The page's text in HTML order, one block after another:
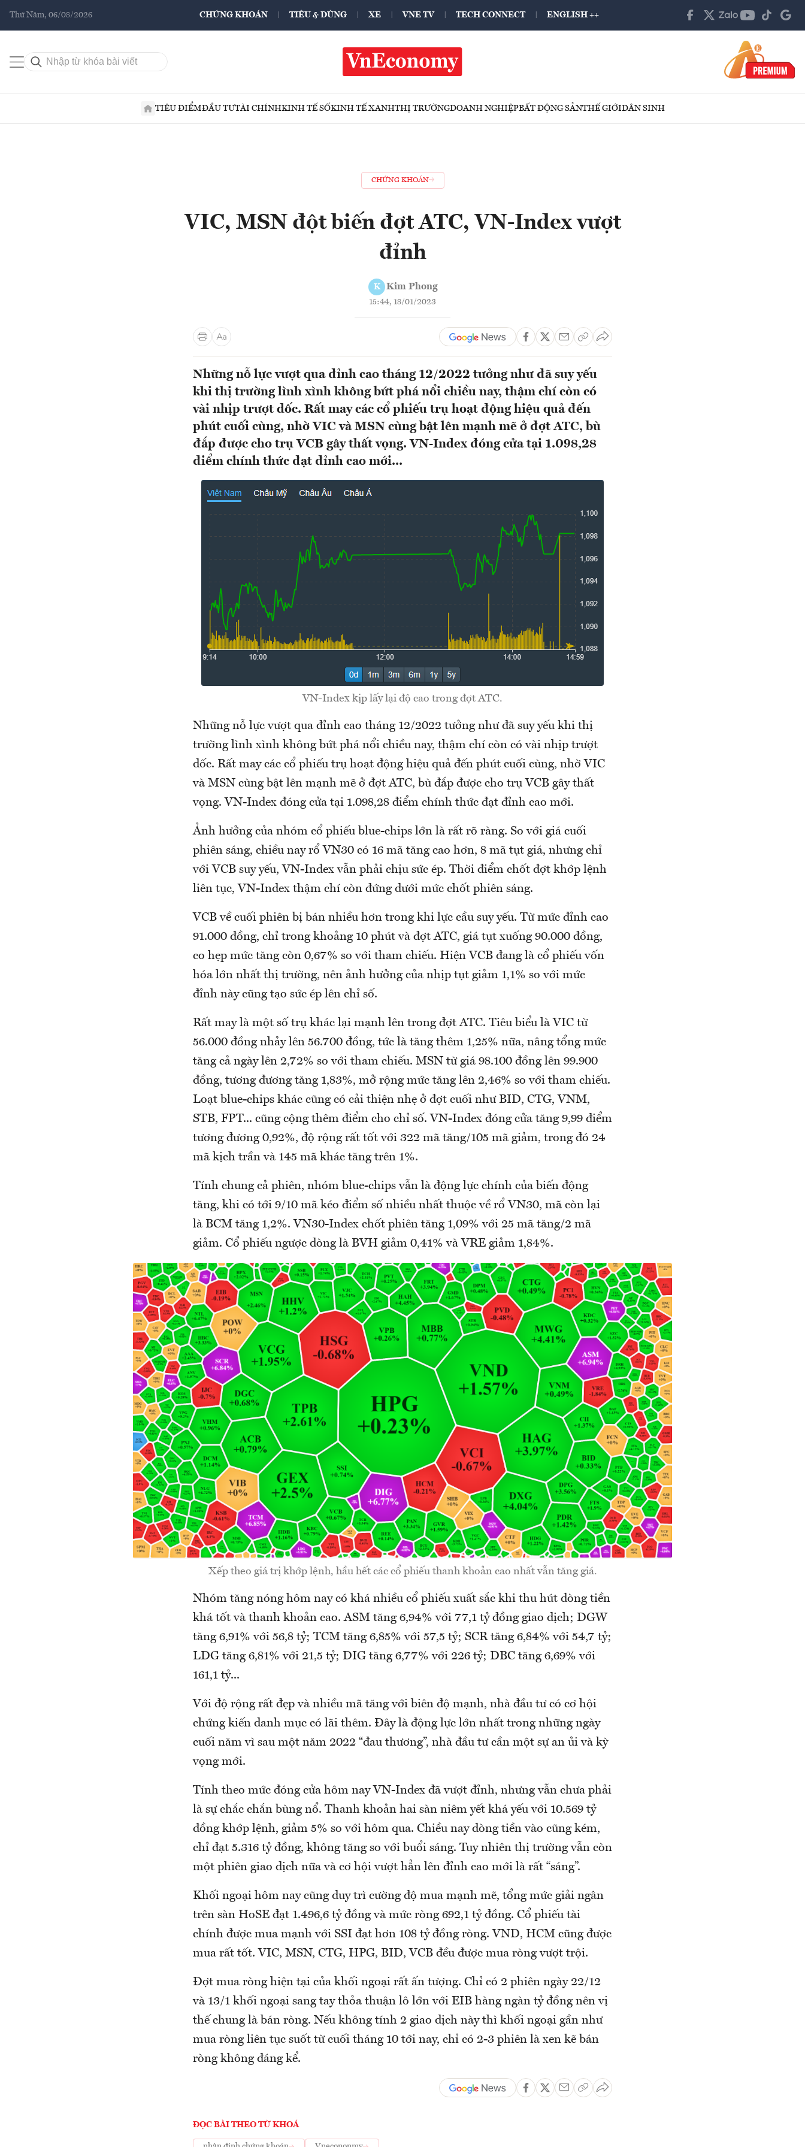
Thứ Năm, 06/08/2026 CHỨNG KHOÁN TIÊU & DÙNG XE VNE TV TECH CONNECT ENGLISH ++
TIÊU ĐIỂMĐẦU TƯTÀI CHÍNHKINH TẾ SỐKINH TẾ XANHTHỊ TRƯỜNGDOANH NGHIỆPBẤT ĐỘNG SẢNTHẾ GIỚIDÂN SINH
CHỨNG KHOÁN
VIC, MSN đột biến đợt ATC, VN-Index vượt
đỉnh
K Kim Phong
15:44, 18/01/2023
Những nỗ lực vượt qua đỉnh cao tháng 12/2022 tưởng như đã suy yếu
khi thị trường lình xình không bứt phá nổi chiều nay, thậm chí còn có
vài nhịp trượt dốc. Rất may các cổ phiếu trụ hoạt động hiệu quả đến
phút cuối cùng, nhờ VIC và MSN cùng bật lên mạnh mẽ ở đợt ATC, bù
đắp được cho trụ VCB gây thất vọng. VN-Index đóng cửa tại 1.098,28
điểm chính thức đạt đỉnh cao mới...
VN-Index kịp lấy lại độ cao trong đợt ATC.
Những nỗ lực vượt qua đỉnh cao tháng 12/2022 tưởng như đã suy yếu khi thị
trường lình xình không bứt phá nổi chiều nay, thậm chí còn có vài nhịp trượt
dốc. Rất may các cổ phiếu trụ hoạt động hiệu quả đến phút cuối cùng, nhờ VIC
và MSN cùng bật lên mạnh mẽ ở đợt ATC, bù đắp được cho trụ VCB gây thất
vọng. VN-Index đóng cửa tại 1.098,28 điểm chính thức đạt đỉnh cao mới.
Ảnh hưởng của nhóm cổ phiếu blue-chips lớn là rất rõ ràng. So với giá cuối
phiên sáng, chiều nay rổ VN30 có 16 mã tăng cao hơn, 8 mã tụt giá, nhưng chỉ
với VCB suy yếu, VN-Index vẫn phải chịu sức ép. Thời điểm chốt đợt khớp lệnh
liên tục, VN-Index thậm chí còn đứng dưới mức chốt phiên sáng.
VCB về cuối phiên bị bán nhiều hơn trong khi lực cầu suy yếu. Từ mức đỉnh cao
91.000 đồng, chỉ trong khoảng 10 phút và đợt ATC, giá tụt xuống 90.000 đồng,
co hẹp mức tăng còn 0,67% so với tham chiếu. Hiện VCB đang là cổ phiếu vốn
hóa lớn nhất thị trường, nên ảnh hưởng của nhịp tụt giảm 1,1% so với mức
đỉnh này cũng tạo sức ép lên chỉ số.
Rất may là một số trụ khác lại mạnh lên trong đợt ATC. Tiêu biểu là VIC từ
56.000 đồng nhảy lên 56.700 đồng, tức là tăng thêm 1,25% nữa, nâng tổng mức
tăng cả ngày lên 2,72% so với tham chiếu. MSN từ giá 98.100 đồng lên 99.900
đồng, tương đương tăng 1,83%, mở rộng mức tăng lên 2,46% so với tham chiếu.
Loạt blue-chips khác cũng có cải thiện nhẹ ở đợt cuối như BID, CTG, VNM,
STB, FPT... cũng cộng thêm điểm cho chỉ số. VN-Index đóng cửa tăng 9,99 điểm
tương đương 0,92%, độ rộng rất tốt với 322 mã tăng/105 mã giảm, trong đó 24
mã kịch trần và 145 mã khác tăng trên 1%.
Tính chung cả phiên, nhóm blue-chips vẫn là động lực chính của biến động
tăng, khi có tới 9/10 mã kéo điểm số nhiều nhất thuộc về rổ VN30, mã còn lại
là BCM tăng 1,2%. VN30-Index chốt phiên tăng 1,09% với 25 mã tăng/2 mã
giảm. Cổ phiếu ngược dòng là BVH giảm 0,41% và VRE giảm 1,84%.
Xếp theo giá trị khớp lệnh, hầu hết các cổ phiếu thanh khoản cao nhất vẫn tăng giá.
Nhóm tăng nóng hôm nay có khá nhiều cổ phiếu xuất sắc khi thu hút dòng tiền
khá tốt và thanh khoản cao. ASM tăng 6,94% với 77,1 tỷ đồng giao dịch; DGW
tăng 6,91% với 56,8 tỷ; TCM tăng 6,85% với 57,5 tỷ; SCR tăng 6,84% với 54,7 tỷ;
LDG tăng 6,81% với 21,5 tỷ; DIG tăng 6,77% với 226 tỷ; DBC tăng 6,69% với
161,1 tỷ...
Với độ rộng rất đẹp và nhiều mã tăng với biên độ mạnh, nhà đầu tư có cơ hội
chứng kiến danh mục có lãi thêm. Đây là động lực lớn nhất trong những ngày
cuối năm vì sau một năm 2022 “đau thương”, nhà đầu tư cần một sự an ủi và kỳ
vọng mới.
Tính theo mức đóng cửa hôm nay VN-Index đã vượt đỉnh, nhưng vẫn chưa phải
là sự chắc chắn bùng nổ. Thanh khoản hai sàn niêm yết khá yếu với 10.569 tỷ
đồng khớp lệnh, giảm 5% so với hôm qua. Chiều nay dòng tiền vào cũng kém,
chỉ đạt 5.316 tỷ đồng, không tăng so với buổi sáng. Tuy nhiên thị trường vẫn còn
một phiên giao dịch nữa và cơ hội vượt hẳn lên đỉnh cao mới là rất “sáng”.
Khối ngoại hôm nay cũng duy trì cường độ mua mạnh mẽ, tổng mức giải ngân
trên sàn HoSE đạt 1.496,6 tỷ đồng và mức ròng 692,1 tỷ đồng. Cổ phiếu tài
chính được mua mạnh với SSI đạt hơn 108 tỷ đồng ròng. VND, HCM cũng được
mua rất tốt. VIC, MSN, CTG, HPG, BID, VCB đều được mua ròng vượt trội.
Đợt mua ròng hiện tại của khối ngoại rất ấn tượng. Chỉ có 2 phiên ngày 22/12
và 13/1 khối ngoại sang tay thỏa thuận lô lớn với EIB hàng ngàn tỷ đồng nên vị
thế chung là bán ròng. Nếu không tính 2 giao dịch này thì khối ngoại gần như
mua ròng liên tục suốt từ cuối tháng 10 tới nay, chỉ có 2-3 phiên là xen kẽ bán
ròng không đáng kể.
ĐỌC BÀI THEO TỪ KHOÁ